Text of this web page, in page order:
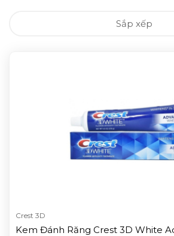
Sắp xếp
Crest 3D
Kem Đánh Răng Crest 3D White